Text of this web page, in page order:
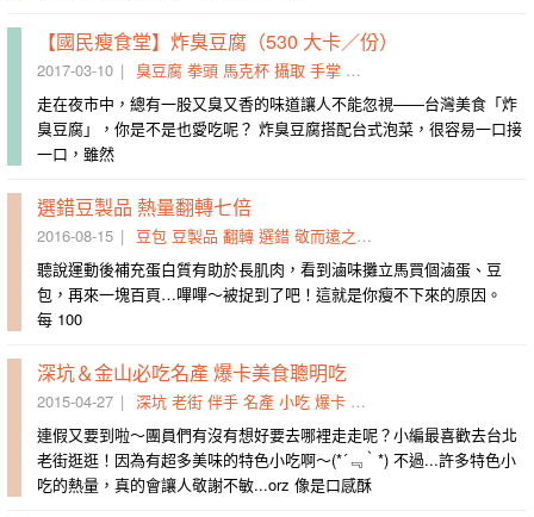
【國民瘦食堂】炸臭豆腐（530 大卡／份）
2017-03-10 臭豆腐 拳頭 馬克杯 攝取 手掌 湯匙
走在夜市中，總有一股又臭又香的味道讓人不能忽視——台灣美食「炸
臭豆腐」，你是不是也愛吃呢？ 炸臭豆腐搭配台式泡菜，很容易一口接
一口，雖然
選錯豆製品 熱量翻轉七倍
2016-08-15 豆包 豆製品 翻轉 選錯 敬而遠之 五香
聽說運動後補充蛋白質有助於長肌肉，看到滷味攤立馬買個滷蛋、豆
包，再來一塊百頁…嗶嗶～被捉到了吧！這就是你瘦不下來的原因。
每 100
深坑＆金山必吃名產 爆卡美食聰明吃
2015-04-27 深坑 老街 伴手 名產 小吃 爆卡 臭豆腐
連假又要到啦～團員們有沒有想好要去哪裡走走呢？小編最喜歡去台北
老街逛逛！因為有超多美味的特色小吃啊～(*´﹃｀*) 不過...許多特色小
吃的熱量，真的會讓人敬謝不敏...orz 像是口感酥